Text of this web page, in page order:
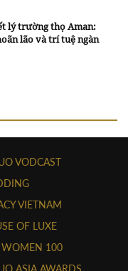
lý trường thọ Aman:
lão và trí tuệ ngàn
VODCAST
VIETNAM
OF LUXE
WOMEN 100